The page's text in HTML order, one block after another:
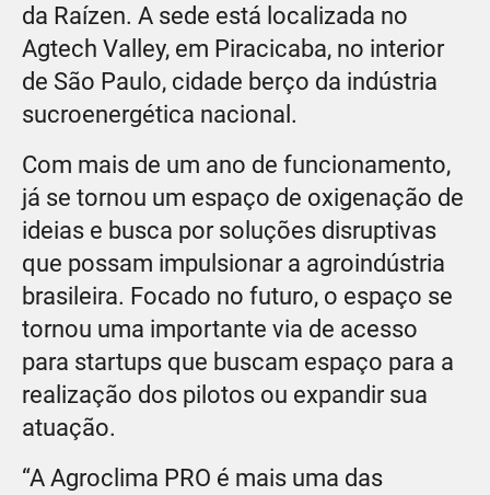
da Raízen. A sede está localizada no
Agtech Valley, em Piracicaba, no interior
de São Paulo, cidade berço da indústria
sucroenergética nacional.
Com mais de um ano de funcionamento,
já se tornou um espaço de oxigenação de
ideias e busca por soluções disruptivas
que possam impulsionar a agroindústria
brasileira. Focado no futuro, o espaço se
tornou uma importante via de acesso
para startups que buscam espaço para a
realização dos pilotos ou expandir sua
atuação.
“A Agroclima PRO é mais uma das